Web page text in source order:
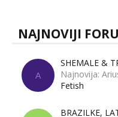
NAJNOVIJI
A
SHEMALE &
Najnovija:
Fetish
BRAZILKE,